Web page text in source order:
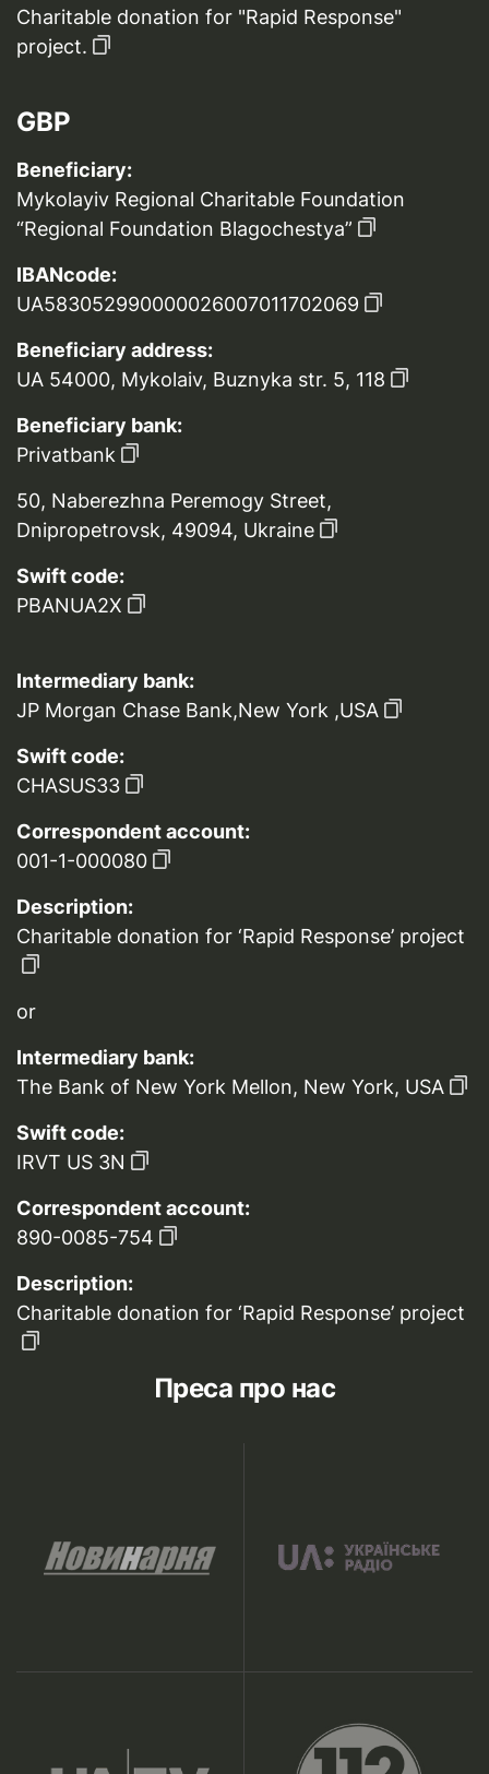
Charitable donation for "Rapid Response"
project.
GBP
Beneficiary:
Mykolayiv Regional Charitable Foundation
“Regional Foundation Blagochestya”
IBANcode:
UA583052990000026007011702069
Beneficiary address:
UA 54000, Mykolaiv, Buznyka str. 5, 118
Beneficiary bank:
Privatbank
50, Naberezhna Peremogy Street,
Dnipropetrovsk, 49094, Ukraine
Swift code:
PBANUA2X
Intermediary bank:
JP Morgan Chase Bank,New York ,USA
Swift code:
CHASUS33
Correspondent account:
001-1-000080
Description:
Charitable donation for ‘Rapid Response’ project
or
Intermediary bank:
The Bank of New York Mellon, New York, USA
Swift code:
IRVT US 3N
Correspondent account:
890-0085-754
Description:
Charitable donation for ‘Rapid Response’ project
Преса про нас